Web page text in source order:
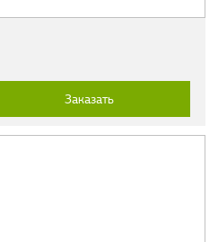
Заказать